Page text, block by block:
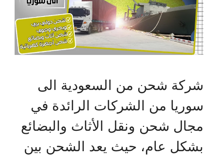
شركة شحن من السعودية الى
سوريا من الشركات الرائدة في
مجال شحن ونقل الأثاث والبضائع
بشكل عام، حيث يعد الشحن بين